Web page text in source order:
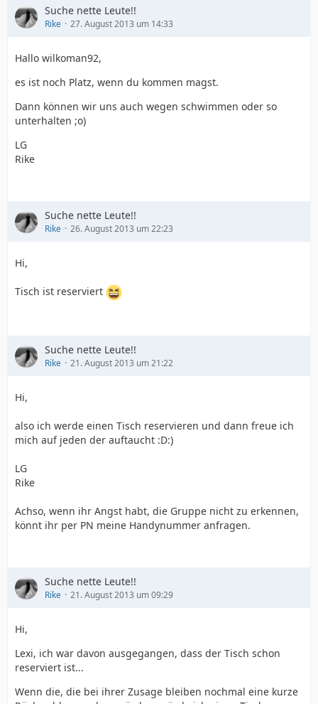
Suche nette Leute!!
Rike 27. August 2013 um 14:33
Hallo wilkoman92,
es ist noch Platz, wenn du kommen magst.
Dann können wir uns auch wegen schwimmen oder so
unterhalten ;o)
LG
Rike
Suche nette Leute!!
Rike 26. August 2013 um 22:23
Hi,
Tisch ist reserviert
Suche nette Leute!!
Rike 21. August 2013 um 21:22
Hi,
also ich werde einen Tisch reservieren und dann freue ich
mich auf jeden der auftaucht :D:)
LG
Rike
Achso, wenn ihr Angst habt, die Gruppe nicht zu erkennen,
könnt ihr per PN meine Handynummer anfragen.
Suche nette Leute!!
Rike 21. August 2013 um 09:29
Hi,
Lexi, ich war davon ausgegangen, dass der Tisch schon
reserviert ist...
Wenn die, die bei ihrer Zusage bleiben nochmal eine kurze